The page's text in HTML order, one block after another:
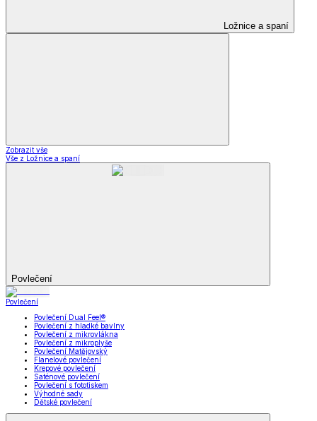
Ložnice a spaní
Zobrazit vše
Vše z Ložnice a spaní
Povlečení
Povlečení
Povlečení Dual Feel®
Povlečení z hladké bavlny
Povlečení z mikrovlákna
Povlečení z mikroplyše
Povlečení Matějovský
Flanelové povlečení
Krepové povlečení
Saténové povlečení
Povlečení s fototiskem
Výhodné sady
Dětské povlečení